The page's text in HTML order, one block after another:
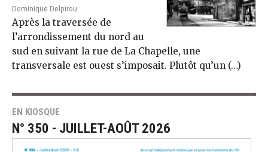
Dominique Delpirou
Après la traversée de
l’arrondissement du nord au
sud en suivant la rue de La Chapelle, une
transversale est ouest s’imposait. Plutôt qu’un (…)
EN KIOSQUE
N° 350 - JUILLET-AOÛT 2026